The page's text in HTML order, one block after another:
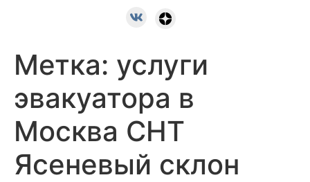
Метка: услуги
эвакуатора в
Москва СНТ
Ясеневый склон